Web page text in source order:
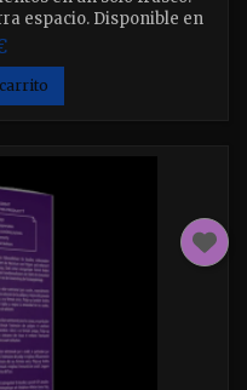
espacio. Disponible en
y 2000ml.